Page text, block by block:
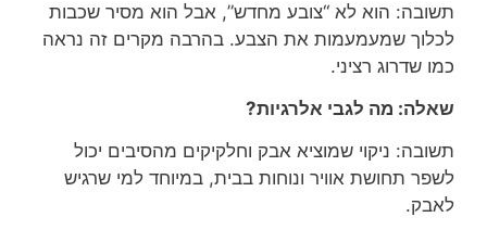
תשובה: הוא לא “צובע מחדש”, אבל הוא מסיר שכבות
לכלוך שמעמעמות את הצבע. בהרבה מקרים זה נראה
כמו שדרוג רציני.
שאלה: מה לגבי אלרגיות?
תשובה: ניקוי שמוציא אבק וחלקיקים מהסיבים יכול
לשפר תחושת אוויר ונוחות בבית, במיוחד למי שרגיש
לאבק.